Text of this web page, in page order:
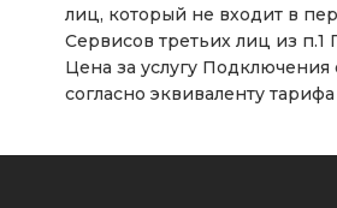
лиц, который не входит в
Сервисов третьих лиц из п.1
Цена за услугу Подключения
согласно эквиваленту